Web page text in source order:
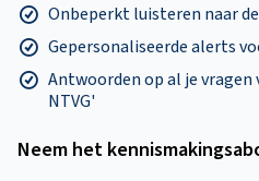
Onbeperkt luisteren naar
Gepersonaliseerde alerts
Antwoorden op al je vragen
NTVG'
Neem het